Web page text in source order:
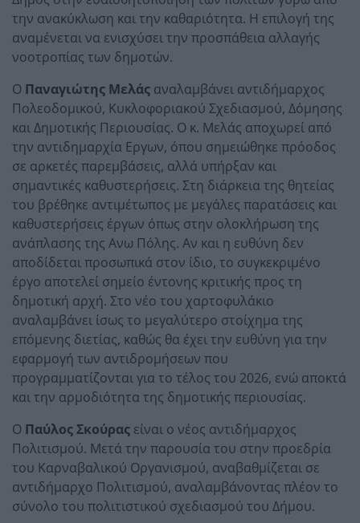
την ανακύκλωση και την καθαριότητα. Η επιλογή της
αναμένεται να ενισχύσει την προσπάθεια αλλαγής
νοοτροπίας των δημοτών.
Ο Παναγιώτης Μελάς αναλαμβάνει αντιδήμαρχος
Πολεοδομικού, Κυκλοφοριακού Σχεδιασμού, Δόμησης
και Δημοτικής Περιουσίας. Ο κ. Μελάς αποχωρεί από
την αντιδημαρχία Εργων, όπου σημειώθηκε πρόοδος
σε αρκετές παρεμβάσεις, αλλά υπήρξαν και
σημαντικές καθυστερήσεις. Στη διάρκεια της θητείας
του βρέθηκε αντιμέτωπος με μεγάλες παρατάσεις και
καθυστερήσεις έργων όπως στην ολοκλήρωση της
ανάπλασης της Ανω Πόλης. Αν και η ευθύνη δεν
αποδίδεται προσωπικά στον ίδιο, το συγκεκριμένο
έργο αποτελεί σημείο έντονης κριτικής προς τη
δημοτική αρχή. Στο νέο του χαρτοφυλάκιο
αναλαμβάνει ίσως το μεγαλύτερο στοίχημα της
επόμενης διετίας, καθώς θα έχει την ευθύνη για την
εφαρμογή των αντιδρομήσεων που
προγραμματίζονται για το τέλος του 2026, ενώ αποκτά
και την αρμοδιότητα της δημοτικής περιουσίας.
Ο Παύλος Σκούρας είναι ο νέος αντιδήμαρχος
Πολιτισμού. Μετά την παρουσία του στην προεδρία
του Καρναβαλικού Οργανισμού, αναβαθμίζεται σε
αντιδήμαρχο Πολιτισμού, αναλαμβάνοντας πλέον το
σύνολο του πολιτιστικού σχεδιασμού του Δήμου.